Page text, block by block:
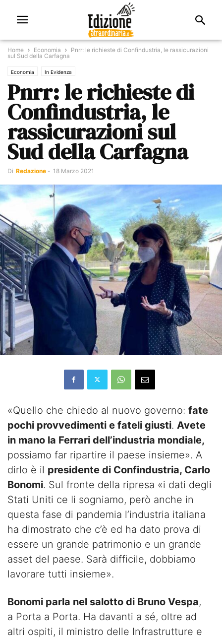
Home Economia
Pnrr: le richieste di Confindustria, le rassicurazioni
sul Sud della Carfagna
Economia In Evidenza
Pnrr: le richieste di
Confindustria, le
rassicurazioni sul
Sud della Carfagna
Di Redazione - 18 Marzo 2021
«Quello che chiedo al nuovo governo: fate
pochi provvedimenti e fateli giusti. Avete
in mano la Ferrari dell’industria mondiale,
possiamo far ripartire il paese insieme». A
dirlo è il presidente di Confindustria, Carlo
Bonomi. Sul fronte della ripresa «i dati degli
Stati Uniti ce Ii sogniamo, però anche in
questa fase di pandemia l’industria italiana
ha dimostrato che c’è ed ha dato prova di
essere un grande patrimonio e un grande
asset del paese. Sarà difficile, dobbiamo
lavorare tutti insieme».
Bonomi parla nel salotto di Bruno Vespa,
a Porta a Porta. Ha davanti a sé, oltre ad
altri ospiti, il ministro delle Infrastrutture e